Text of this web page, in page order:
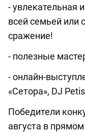
- увлекательная
всей семьей или
сражение!
- полезные
- онлайн-
«Сетора», DJ
Победители
августа в